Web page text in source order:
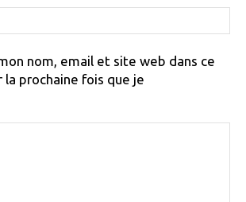
:
nom, email et site web dans ce
la prochaine fois que je